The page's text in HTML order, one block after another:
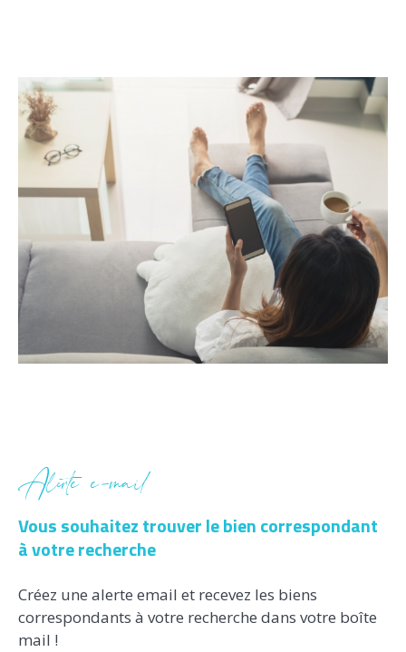
Alerte e-mail
Vous souhaitez trouver le bien correspondant
à votre recherche
Créez une alerte email et recevez les biens
correspondants à votre recherche dans votre boîte
mail !